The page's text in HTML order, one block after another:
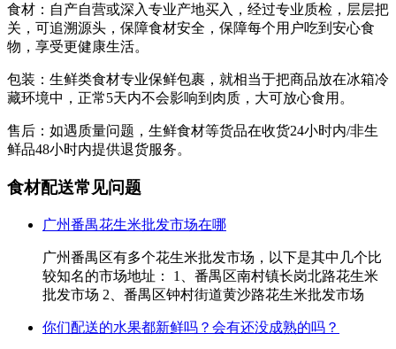
食材：自产自营或深入专业产地买入，经过专业质检，层层把
关，可追溯源头，保障食材安全，保障每个用户吃到安心食
物，享受更健康生活。
包装：生鲜类食材专业保鲜包裹，就相当于把商品放在冰箱冷
藏环境中，正常5天内不会影响到肉质，大可放心食用。
售后：如遇质量问题，生鲜食材等货品在收货24小时内/非生
鲜品48小时内提供退货服务。
食材配送常见问题
广州番禺花生米批发市场在哪
广州番禺区有多个花生米批发市场，以下是其中几个比
较知名的市场地址： 1、番禺区南村镇长岗北路花生米
批发市场 2、番禺区钟村街道黄沙路花生米批发市场
你们配送的水果都新鲜吗？会有还没成熟的吗？